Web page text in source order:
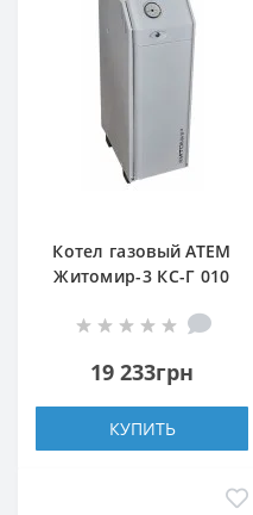
Котел газовый АТЕМ
Житомир-3 КС-Г 010
19 233грн
КУПИТЬ